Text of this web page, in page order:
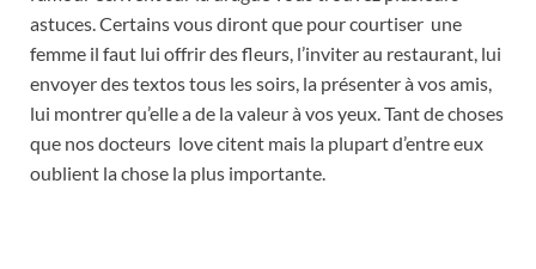
astuces. Certains vous diront que pour courtiser une
femme il faut lui offrir des fleurs, l’inviter au restaurant, lui
envoyer des textos tous les soirs, la présenter à vos amis,
lui montrer qu’elle a de la valeur à vos yeux. Tant de choses
que nos docteurs love citent mais la plupart d’entre eux
oublient la chose la plus importante.